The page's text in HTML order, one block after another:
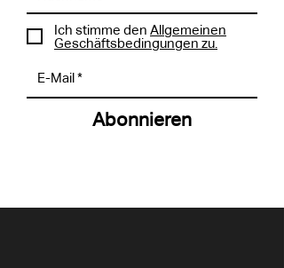
Ich stimme den Allgemeinen
Geschäftsbedingungen zu.
Abonnieren